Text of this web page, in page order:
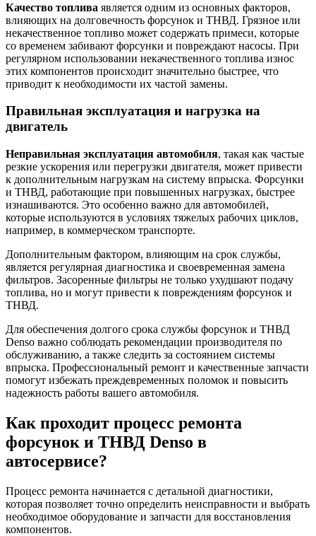
Качество топлива является одним из основных факторов,
влияющих на долговечность форсунок и ТНВД. Грязное или
некачественное топливо может содержать примеси, которые
со временем забивают форсунки и повреждают насосы. При
регулярном использовании некачественного топлива износ
этих компонентов происходит значительно быстрее, что
приводит к необходимости их частой замены.
Правильная эксплуатация и нагрузка на
двигатель
Неправильная эксплуатация автомобиля, такая как частые
резкие ускорения или перегрузки двигателя, может привести
к дополнительным нагрузкам на систему впрыска. Форсунки
и ТНВД, работающие при повышенных нагрузках, быстрее
изнашиваются. Это особенно важно для автомобилей,
которые используются в условиях тяжелых рабочих циклов,
например, в коммерческом транспорте.
Дополнительным фактором, влияющим на срок службы,
является регулярная диагностика и своевременная замена
фильтров. Засоренные фильтры не только ухудшают подачу
топлива, но и могут привести к повреждениям форсунок и
ТНВД.
Для обеспечения долгого срока службы форсунок и ТНВД
Denso важно соблюдать рекомендации производителя по
обслуживанию, а также следить за состоянием системы
впрыска. Профессиональный ремонт и качественные запчасти
помогут избежать преждевременных поломок и повысить
надежность работы вашего автомобиля.
Как проходит процесс ремонта
форсунок и ТНВД Denso в
автосервисе?
Процесс ремонта начинается с детальной диагностики,
которая позволяет точно определить неисправности и выбрать
необходимое оборудование и запчасти для восстановления
компонентов.